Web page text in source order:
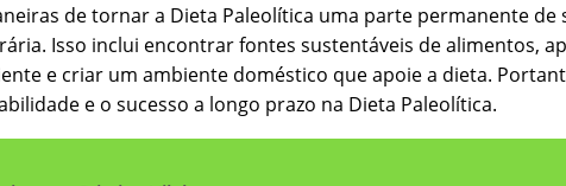
de tornar a Dieta Paleolítica uma parte permanente de
Isso inclui encontrar fontes sustentáveis de alimentos,
e criar um ambiente doméstico que apoie a dieta.
e o sucesso a longo prazo na Dieta Paleolítica.